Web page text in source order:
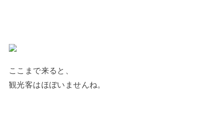
ここまで来ると、
観光客はほぼいませんね。